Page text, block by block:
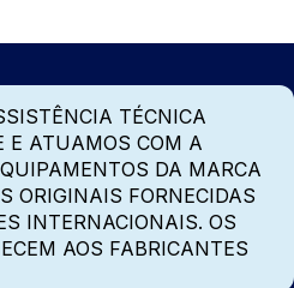
TÉCNICA
E ATUAMOS COM A
DA MARCA
ORIGINAIS FORNECIDAS
INTERNACIONAIS. OS
AOS FABRICANTES